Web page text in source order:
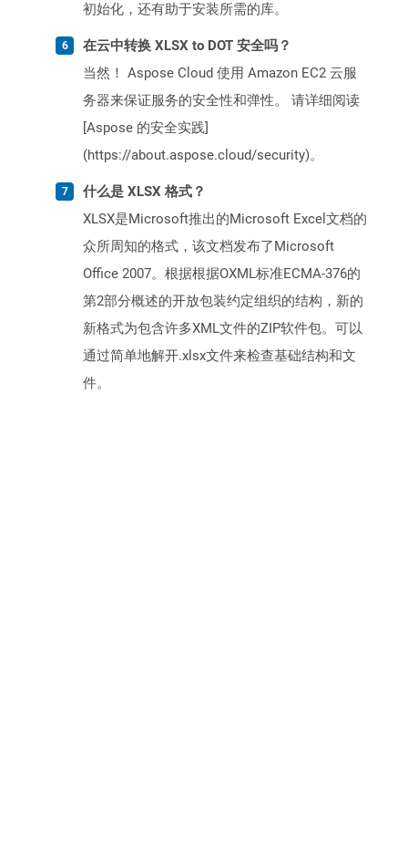
初始化，还有助于安装所需的库。
在云中转换 XLSX to DOT 安全吗？
当然！ Aspose Cloud 使用 Amazon EC2 云服
务器来保证服务的安全性和弹性。 请详细阅读
[Aspose 的安全实践]
(https://about.aspose.cloud/security)。
什么是 XLSX 格式？
XLSX是Microsoft推出的Microsoft Excel文档的
众所周知的格式，该文档发布了Microsoft
Office 2007。根据根据OXML标准ECMA-376的
第2部分概述的开放包装约定组织的结构，新的
新格式为包含许多XML文件的ZIP软件包。可以
通过简单地解开.xlsx文件来检查基础结构和文
件。